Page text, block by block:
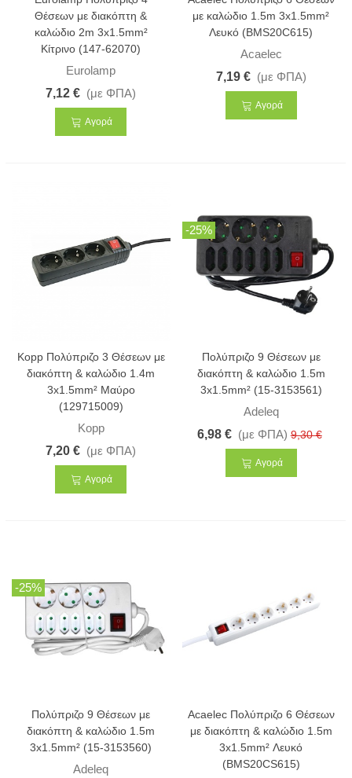
Θέσεων με διακόπτη &
καλώδιο 2m 3x1.5mm²
Κίτρινο (147-62070)
Eurolamp
7,12 € (με ΦΠΑ)
Αγορά
με καλώδιο 1.5m 3x1.5mm²
Λευκό (BMS20C615)
Acaelec
7,19 € (με ΦΠΑ)
Αγορά
Kopp Πολύπριζο 3 Θέσεων με
διακόπτη & καλώδιο 1.4m
3x1.5mm² Μαύρο
(129715009)
Kopp
7,20 € (με ΦΠΑ)
Αγορά
-25%
Πολύπριζο 9 Θέσεων με
διακόπτη & καλώδιο 1.5m
3x1.5mm² (15-3153561)
Adeleq
6,98 € (με ΦΠΑ) 9,30 €
Αγορά
-25%
Πολύπριζο 9 Θέσεων με
διακόπτη & καλώδιο 1.5m
3x1.5mm² (15-3153560)
Adeleq
Acaelec Πολύπριζο 6 Θέσεων
με διακόπτη & καλώδιο 1.5m
3x1.5mm² Λευκό
(BMS20CS615)